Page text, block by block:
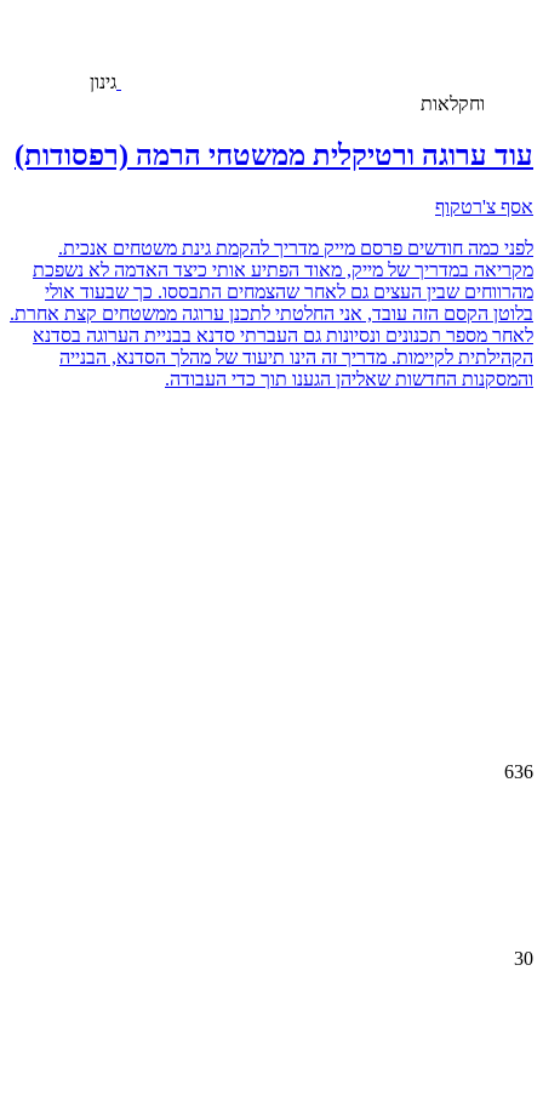
גינון
וחקלאות
עוד ערוגה ורטיקלית ממשטחי הרמה (רפסודות)
אסף צ'רטקוף
לפני כמה חודשים פרסם מייק מדריך להקמת גינת משטחים אנכית.
מקריאה במדריך של מייק, מאוד הפתיע אותי כיצד האדמה לא נשפכת
מהרווחים שבין העצים גם לאחר שהצמחים התבססו. כך שבעוד אולי
בלוטן הקסם הזה עובד, אני החלטתי לתכנן ערוגה ממשטחים קצת אחרת.
לאחר מספר תכנונים ונסיונות גם העברתי סדנא בבניית הערוגה בסדנא
הקהילתית לקיימות. מדריך זה הינו תיעוד של מהלך הסדנא, הבנייה
והמסקנות החדשות שאליהן הגענו תוך כדי העבודה.
636
30